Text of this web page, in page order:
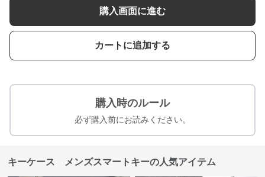
購入画面に進む
カートに追加する
購入時のルール
必ず購入前にお読みください。
キーケース メンズスマートキーの人気アイテム